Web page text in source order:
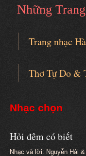
Những
Trang nhạc
Thơ Tự Do &
Nhạc chọn
Hỏi đêm có biết
Nhạc và lời: Nguyễn Hải